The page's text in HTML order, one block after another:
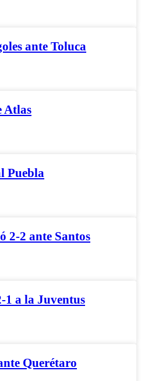
ante Toluca
Atlas
Puebla
2-2 ante Santos
1 a la Juventus
Querétaro